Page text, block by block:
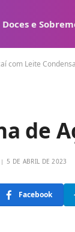
Doces e
com Leite
de
5 DE ABRIL DE 2023
Facebook